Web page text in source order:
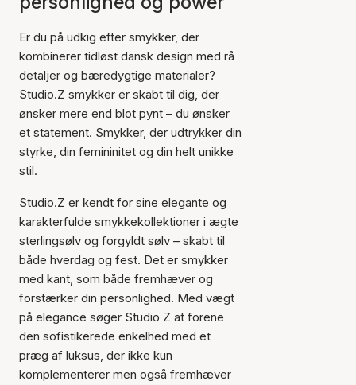
Er du på udkig efter smykker, der
kombinerer tidløst dansk design med rå
detaljer og bæredygtige materialer?
Studio.Z smykker er skabt til dig, der
ønsker mere end blot pynt – du ønsker
et statement. Smykker, der udtrykker din
styrke, din femininitet og din helt unikke
stil.
Studio.Z er kendt for sine elegante og
karakterfulde smykkekollektioner i ægte
sterlingsølv og forgyldt sølv – skabt til
både hverdag og fest. Det er smykker
med kant, som både fremhæver og
forstærker din personlighed. Med vægt
på elegance søger Studio Z at forene
den sofistikerede enkelhed med et
præg af luksus, der ikke kun
komplementerer men også fremhæver